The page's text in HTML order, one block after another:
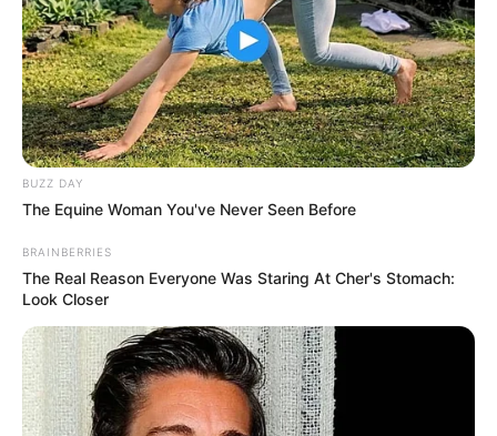
BUZZ DAY
The Equine Woman You've Never Seen Before
BRAINBERRIES
The Real Reason Everyone Was Staring At Cher's Stomach:
Look Closer